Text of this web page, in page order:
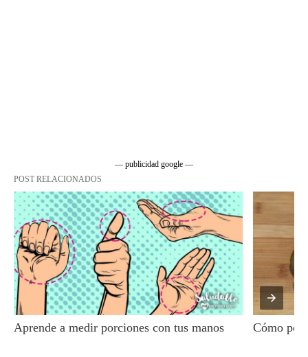
— publicidad google —
POST RELACIONADOS
Aprende a medir porciones con tus manos Cómo